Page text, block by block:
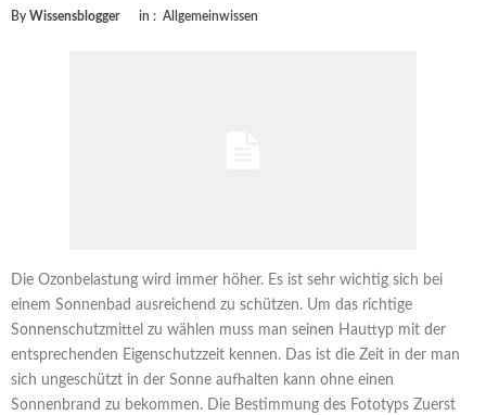
By Wissensblogger in : Allgemeinwissen
Die Ozonbelastung wird immer höher. Es ist sehr wichtig sich bei
einem Sonnenbad ausreichend zu schützen. Um das richtige
Sonnenschutzmittel zu wählen muss man seinen Hauttyp mit der
entsprechenden Eigenschutzzeit kennen. Das ist die Zeit in der man
sich ungeschützt in der Sonne aufhalten kann ohne einen
Sonnenbrand zu bekommen. Die Bestimmung des Fototyps Zuerst